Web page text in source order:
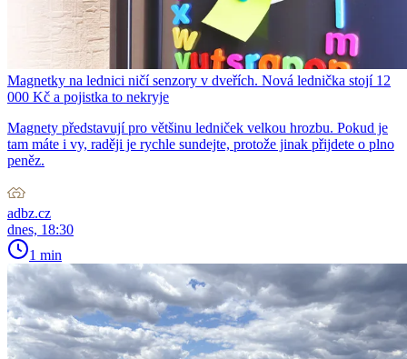
Magnetky na lednici ničí senzory v dveřích. Nová lednička stojí 12
000 Kč a pojistka to nekryje
Magnety představují pro většinu ledniček velkou hrozbu. Pokud je
tam máte i vy, raději je rychle sundejte, protože jinak přijdete o plno
peněz.
adbz.cz
dnes, 18:30
1 min